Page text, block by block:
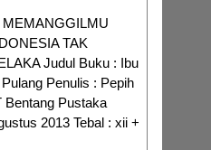
MEMANGGILMU
TAK
Judul Buku : Ibu
Penulis : Pepih
Bentang Pustaka
2013 Tebal : xii +